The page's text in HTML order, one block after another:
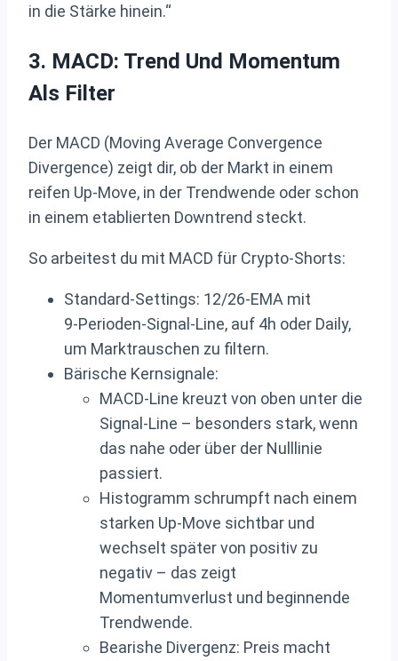
in die Stärke hinein.“
3. MACD: Trend Und Momentum
Als Filter
Der MACD (Moving Average Convergence
Divergence) zeigt dir, ob der Markt in einem
reifen Up‑Move, in der Trendwende oder schon
in einem etablierten Downtrend steckt.
So arbeitest du mit MACD für Crypto‑Shorts:
Standard‑Settings: 12/26‑EMA mit
9‑Perioden‑Signal‑Line, auf 4h oder Daily,
um Marktrauschen zu filtern.
Bärische Kernsignale:
MACD‑Line kreuzt von oben unter die
Signal‑Line – besonders stark, wenn
das nahe oder über der Nulllinie
passiert.
Histogramm schrumpft nach einem
starken Up‑Move sichtbar und
wechselt später von positiv zu
negativ – das zeigt
Momentumverlust und beginnende
Trendwende.
Bearishe Divergenz: Preis macht